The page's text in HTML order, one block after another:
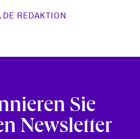
REDAKTION
Sie
Newsletter